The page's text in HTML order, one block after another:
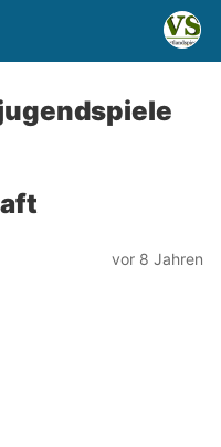
vor 8 Jahren